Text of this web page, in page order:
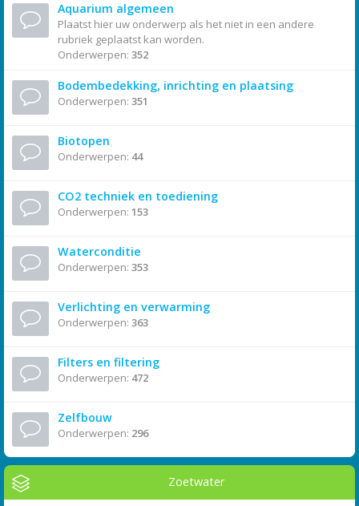
Aquarium algemeen
Plaatst hier uw onderwerp als het niet in een andere
rubriek geplaatst kan worden.
Onderwerpen: 352
Bodembedekking, inrichting en plaatsing
Onderwerpen: 351
Biotopen
Onderwerpen: 44
CO2 techniek en toediening
Onderwerpen: 153
Waterconditie
Onderwerpen: 353
Verlichting en verwarming
Onderwerpen: 363
Filters en filtering
Onderwerpen: 472
Zelfbouw
Onderwerpen: 296
Zoetwater